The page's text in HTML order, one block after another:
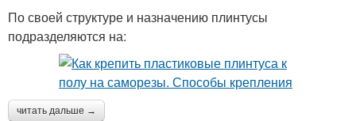
По своей структуре и назначению плинтусы
подразделяются на:
читать дальше →